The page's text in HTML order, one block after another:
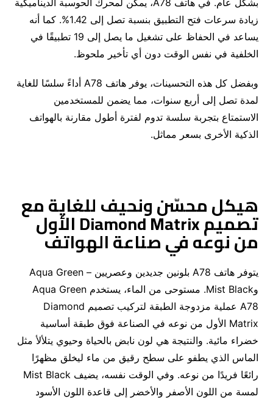
بشكل عام. في هاتف A78، يمكن لمحرك الحوسبة الديناميكية
زيادة سرعات فتح التطبيق بنسبة تصل إلى 1.42%. كما أنه
يساعد في الحفاظ على تشغيل ما يصل إلى 19 تطبيقًا في
الخلفية في نفس الوقت دون أي تأخير ملحوظ.
وبفضل كل هذه التحسينات، يوفر هاتف A78 أداءً سلسًا للغاية
لمدة تصل إلى أربع سنوات، مما يضمن للمستخدمين
الاستمتاع بتجربة سلسة تدوم لفترة أطول مقارنة بالهواتف
الذكية الأخرى بسعر مماثل.
هيكل محسّن ونحيف للغاية مع
تصميم Diamond Matrix الأول
من نوعه في صناعة الهواتف
يتوفر هاتف A78 بلونين جديدين وعصريين – Aqua Green
وMist Black. مستوحى من الماء، يستخدم Aqua Green
A78 عملية مزدوجة الطبقة لتركيب تصميم Diamond
Matrix الأول من نوعه في الصناعة فوق طبقة أساسية
خضراء مائية. والنتيجة هي لون نابض بالحياة وحيوي يتلألأ مثل
الماس الذي يطفو على سطح رقيق من ماء ليخلق مظهرًا
رائعًا فريدًا من نوعه. وفي الوقت نفسه، يضيف Mist Black
لمسة من اللون الأصفر والأخضر إلى قاعدة اللون الأسود